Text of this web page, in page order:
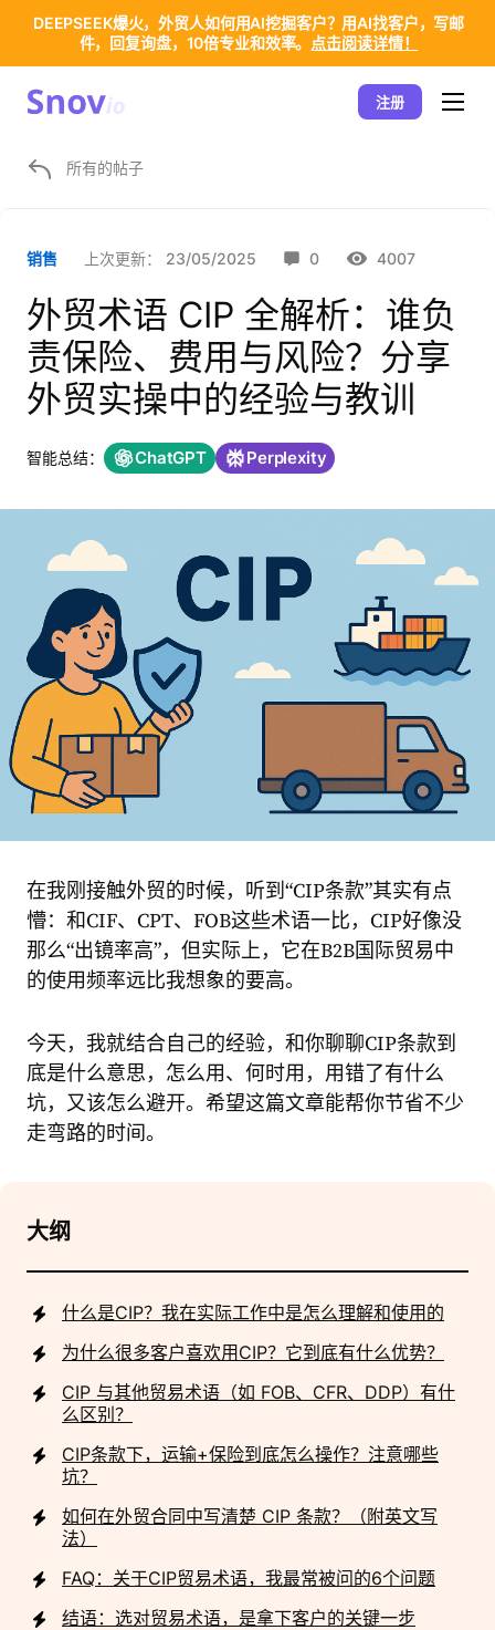
注册
所有的帖子
销售 上次更新： 23/05/2025 0 4007
外贸术语 CIP 全解析：谁负
责保险、费用与风险？分享
外贸实操中的经验与教训
智能总结： ChatGPT Perplexity
在我刚接触外贸的时候，听到“CIP条款”其实有点
懵：和CIF、CPT、FOB这些术语一比，CIP好像没
那么“出镜率高”，但实际上，它在B2B国际贸易中
的使用频率远比我想象的要高。
今天，我就结合自己的经验，和你聊聊CIP条款到
底是什么意思，怎么用、何时用，用错了有什么
坑，又该怎么避开。希望这篇文章能帮你节省不少
走弯路的时间。
大纲
什么是CIP？我在实际工作中是怎么理解和使用的
为什么很多客户喜欢用CIP？它到底有什么优势？
CIP 与其他贸易术语（如 FOB、CFR、DDP）有什
么区别？
CIP条款下，运输+保险到底怎么操作？注意哪些
坑？
如何在外贸合同中写清楚 CIP 条款？（附英文写
法）
FAQ：关于CIP贸易术语，我最常被问的6个问题
结语：选对贸易术语，是拿下客户的关键一步
DEEPSEEK爆火，外贸人如何用AI挖掘客户？用AI找客户，写邮
件，回复询盘，10倍专业和效率。 点击阅读详情！